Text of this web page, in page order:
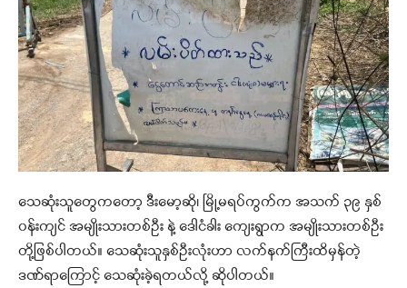
သေဆုံးသူတွေကတော့ ဒီးမော့ဆို၊ မြို့မရပ်ကွက်က အသက် ၃၉ နှစ်
၀န်းကျင် အမျိုးသားတစ်ဦး နဲ့ ဒေါငံခါး ကျေးရွာက အမျိုးသားတစ်ဦး
တို့ဖြစ်ပါတယ်။ သေဆုံးသူနှစ်ဦးလုံးဟာ လက်နက်ကြီးထိမှန်တဲ့
ဒဏ်ရာကြောင့် သေဆုံးခဲ့ရတယ်လို့ ဆိုပါတယ်။